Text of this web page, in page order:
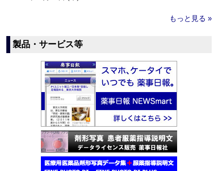
もっと見る »
製品・サービス等